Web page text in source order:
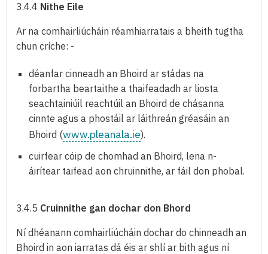
3.4.4 Nithe Eile
Ar na comhairliúcháin réamhiarratais a bheith tugtha
chun críche: -
déanfar cinneadh an Bhoird ar stádas na
forbartha beartaithe a thaifeadadh ar liosta
seachtainiúil reachtúil an Bhoird de chásanna
cinnte agus a phostáil ar láithreán gréasáin an
Bhoird (www.pleanala.ie).
cuirfear cóip de chomhad an Bhoird, lena n-
áirítear taifead aon chruinnithe, ar fáil don phobal.
3.4.5 Cruinnithe gan dochar don Bhord
Ní dhéanann comhairliúcháin dochar do chinneadh an
Bhoird in aon iarratas dá éis ar shlí ar bith agus ní